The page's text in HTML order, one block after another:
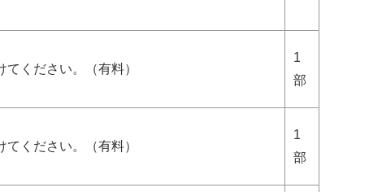
ください。（有料）
1
部
ください。（有料）
1
部